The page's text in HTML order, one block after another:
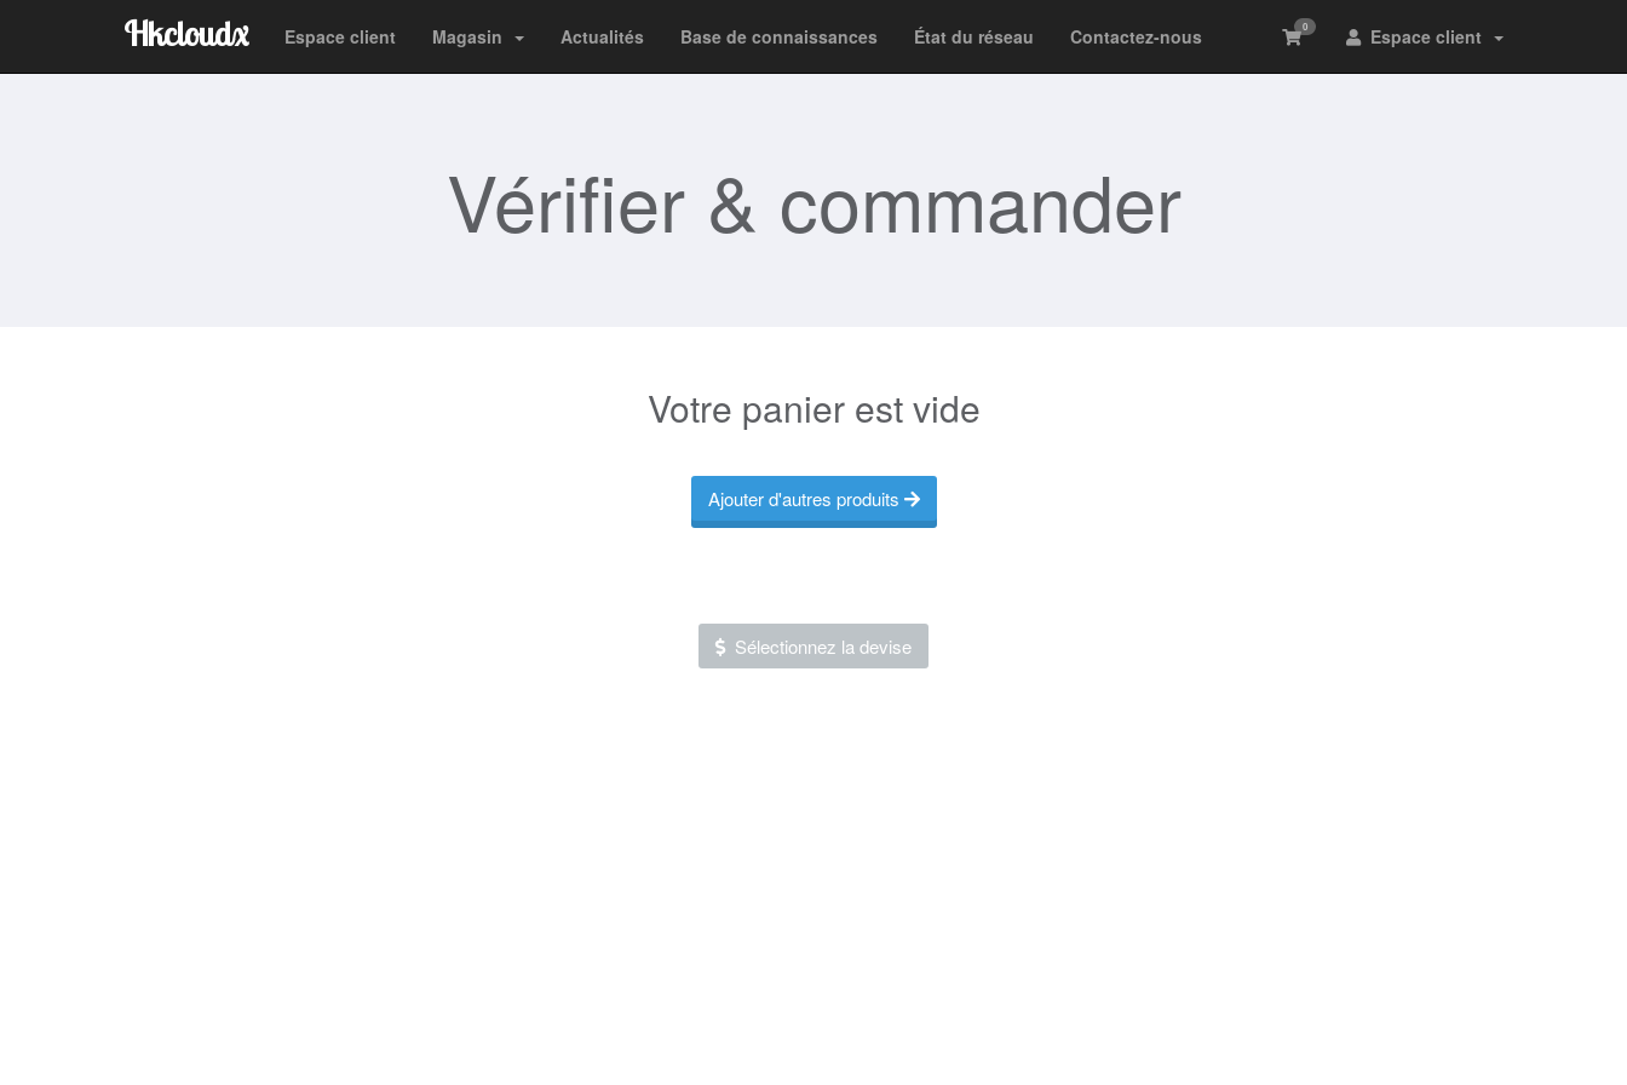
Hkcloudx 0 Espace client
Espace client Magasin Actualités Base de connaissances État du réseau Contactez-nous
Vérifier & commander
Votre panier est vide
Ajouter d'autres produits
Sélectionnez la devise